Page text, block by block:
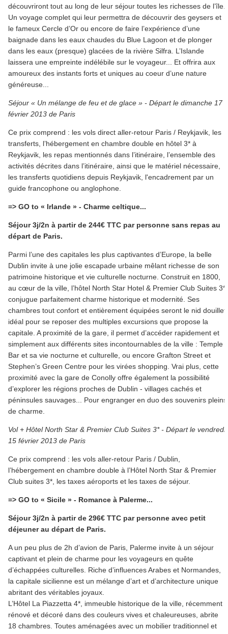
découvriront tout au long de leur séjour toutes les richesses de l’île.
Un voyage complet qui leur permettra de découvrir des geysers et
le fameux Cercle d’Or ou encore de faire l’expérience d’une
baignade dans les eaux chaudes du Blue Lagoon et de plonger
dans les eaux (presque) glacées de la rivière Silfra. L’Islande
laissera une empreinte indélébile sur le voyageur... Et offrira aux
amoureux des instants forts et uniques au coeur d’une nature
généreuse...
Séjour « Un mélange de feu et de glace » - Départ le dimanche 17
février 2013 de Paris
Ce prix comprend : les vols direct aller-retour Paris / Reykjavik, les
transferts, l’hébergement en chambre double en hôtel 3* à
Reykjavik, les repas mentionnés dans l’itinéraire, l’ensemble des
activités décrites dans l’itinéraire, ainsi que le matériel nécessaire,
les transferts quotidiens depuis Reykjavik, l'encadrement par un
guide francophone ou anglophone.
=> GO to « Irlande » - Charme celtique...
Séjour 3j/2n à partir de 244€ TTC par personne sans repas au
départ de Paris.
Parmi l’une des capitales les plus captivantes d’Europe, la belle
Dublin invite à une jolie escapade urbaine mêlant richesse de son
patrimoine historique et vie culturelle nocturne. Construit en 1800,
au cœur de la ville, l’hôtel North Star Hotel & Premier Club Suites 3*
conjugue parfaitement charme historique et modernité. Ses
chambres tout confort et entièrement équipées seront le nid douillet
idéal pour se reposer des multiples excursions que propose la
capitale. A proximité de la gare, il permet d’accéder rapidement et
simplement aux différents sites incontournables de la ville : Temple
Bar et sa vie nocturne et culturelle, ou encore Grafton Street et
Stephen’s Green Centre pour les virées shopping. Vrai plus, cette
proximité avec la gare de Conolly offre également la possibilité
d’explorer les régions proches de Dublin - villages cachés et
péninsules sauvages... Pour engranger en duo des souvenirs pleins
de charme.
Vol + Hôtel North Star & Premier Club Suites 3* - Départ le vendredi
15 février 2013 de Paris
Ce prix comprend : les vols aller-retour Paris / Dublin,
l’hébergement en chambre double à l’Hôtel North Star & Premier
Club suites 3*, les taxes aéroports et les taxes de séjour.
=> GO to « Sicile » - Romance à Palerme...
Séjour 3j/2n à partir de 296€ TTC par personne avec petit
déjeuner au départ de Paris.
A un peu plus de 2h d’avion de Paris, Palerme invite à un séjour
captivant et plein de charme pour les voyageurs en quête
d’échappées culturelles. Riche d’influences Arabes et Normandes,
la capitale sicilienne est un mélange d’art et d’architecture unique
abritant des véritables joyaux.
L’Hôtel La Piazzetta 4*, immeuble historique de la ville, récemment
rénové et décoré dans des couleurs vives et chaleureuses, abrite
18 chambres. Toutes aménagées avec un mobilier traditionnel et